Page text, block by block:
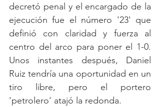
decretó penal y el encargado de la
ejecución fue el número '23' que
definió con claridad y fuerza al
centro del arco para poner el 1-0.
Unos instantes después, Daniel
Ruiz tendría una oportunidad en un
tiro libre, pero el portero
'petrolero' atajó la redonda.